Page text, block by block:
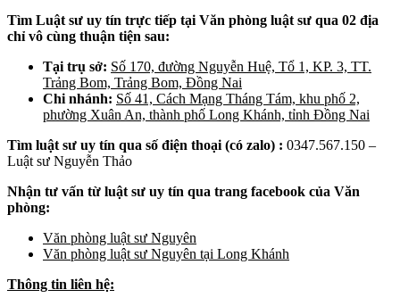
Tìm Luật sư uy tín trực tiếp tại Văn phòng luật sư qua 02 địa
chỉ vô cùng thuận tiện sau:
Tại trụ sở: Số 170, đường Nguyễn Huệ, Tổ 1, KP. 3, TT.
Trảng Bom, Trảng Bom, Đồng Nai
Chi nhánh: Số 41, Cách Mạng Tháng Tám, khu phố 2,
phường Xuân An, thành phố Long Khánh, tỉnh Đồng Nai
Tìm luật sư uy tín qua số điện thoại (có zalo) : 0347.567.150 –
Luật sư Nguyễn Thảo
Nhận tư vấn từ luật sư uy tín qua trang facebook của Văn
phòng:
Văn phòng luật sư Nguyên
Văn phòng luật sư Nguyên tại Long Khánh
Thông tin liên hệ: